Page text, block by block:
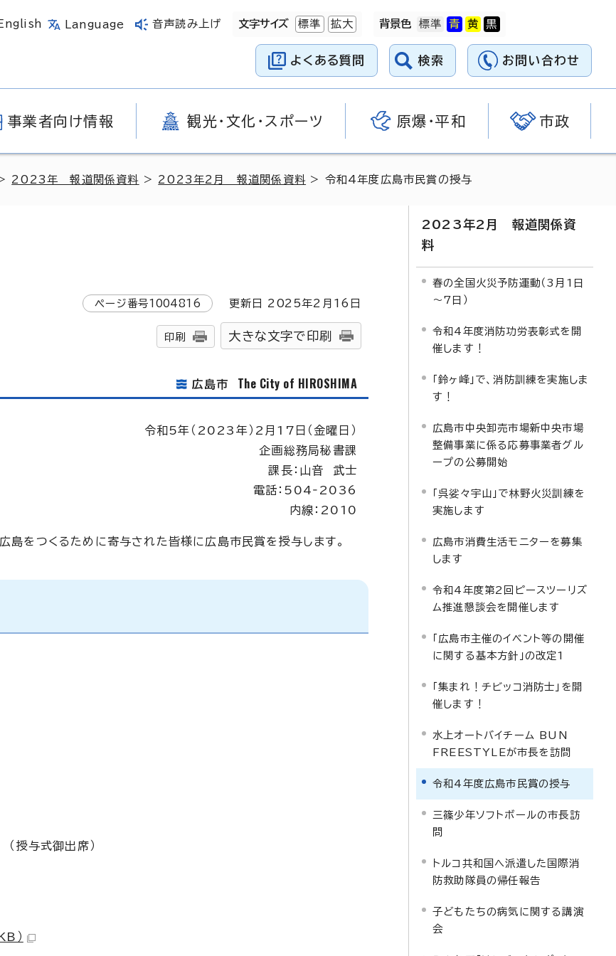
Language 音声読み上げ 文字サイズ 標準 拡大 背景色
よくある質問 検索 お問い合わせ
事業者向け情報 観光・文化・スポーツ 原爆・平和 市政
2023年 報道関係資料 > 2023年2月 報道関係資料 > 令和4年度広島市民賞の授与
ページ番号1004816 更新日 2025年2月 16 日
印刷 大きな文字で印刷
広島市 The City of HIROSHIMA
令和5年（2023年）2月17日（金曜日）
企画総務局秘書課
課長：山音 武士
電話：504‐2036
内線：2010
島をつくるために寄与された皆様に広島市民賞を授与します。
授与式御出席）
）
2023年2月 報道関係資
料
春の全国火災予防運動（3月1日
～7日）
令和4年度消防功労表彰式を開
催します！
「鈴ヶ峰」で、消防訓練を実施しま
す！
広島市中央卸売市場新中央市場
整備事業に係る応募事業者グル
ープの公募開始
「呉娑々宇山」で林野火災訓練を
実施します
広島市消費生活モニターを募集
します
令和4年度第2回ピースツーリズ
ム推進懇談会を開催します
「広島市主催のイベント等の開催
に関する基本方針」の改定1
「集まれ！チビッコ消防士」を開
催します！
水上オートバイチーム BUN
FREESTYLEが市長を訪問
令和4年度広島市民賞の授与
三篠少年ソフトボールの市長訪
問
トルコ共和国へ派遣した国際消
防救助隊員の帰任報告
子どもたちの病気に関する講演
会